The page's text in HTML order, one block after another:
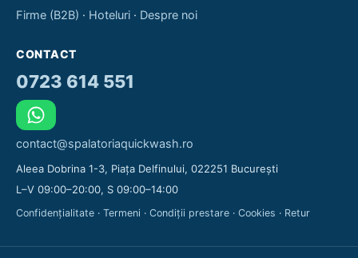
Firme (B2B) · Hoteluri · Despre noi
CONTACT
0723 614 551
contact@spalatoriaquickwash.ro
Aleea Dobrina 1-3, Piața Delfinului, 022251 București
L–V 09:00–20:00, S 09:00–14:00
Confidențialitate · Termeni · Condiții prestare · Cookies · Retur